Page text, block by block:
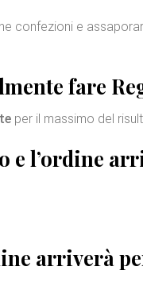
confezioni e
fare
per il massimo del
e l’ordine
arriverà